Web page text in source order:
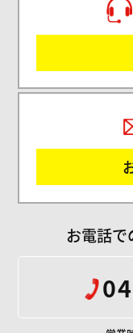
お電話で